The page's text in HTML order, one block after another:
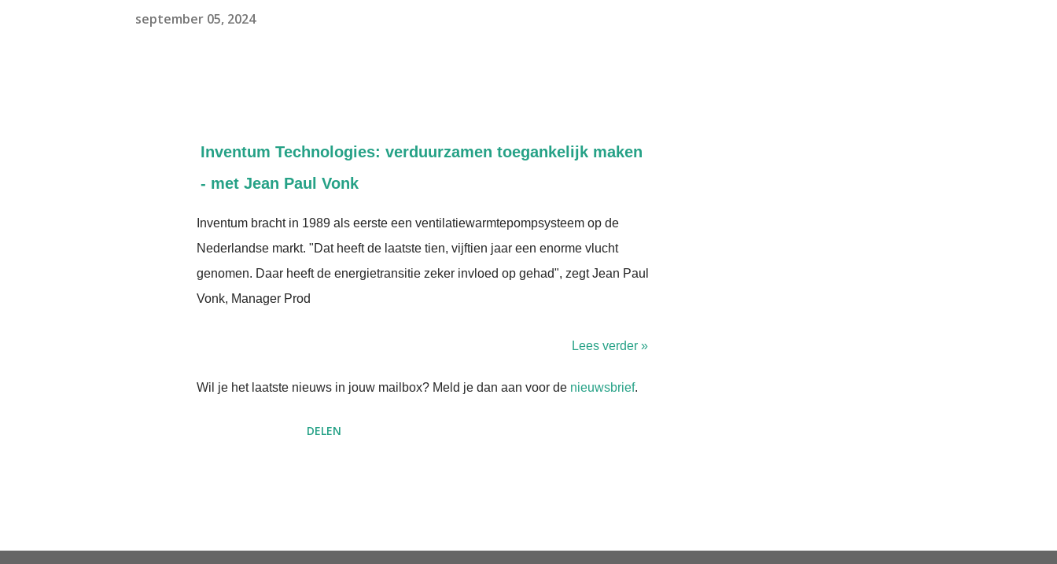
september 05, 2024
Inventum Technologies: verduurzamen toegankelijk maken
- met Jean Paul Vonk
Inventum bracht in 1989 als eerste een ventilatiewarmtepompsysteem op de
Nederlandse markt. "Dat heeft de laatste tien, vijftien jaar een enorme vlucht
genomen. Daar heeft de energietransitie zeker invloed op gehad", zegt Jean Paul
Vonk, Manager Prod
Lees verder »
Wil je het laatste nieuws in jouw mailbox? Meld je dan aan voor de nieuwsbrief.
DELEN